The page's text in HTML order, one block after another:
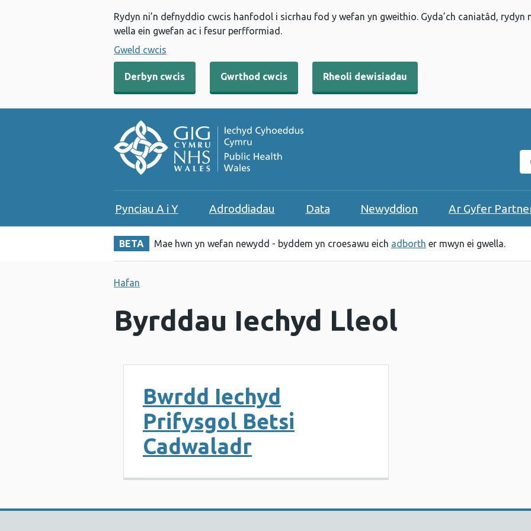
Rydyn ni’n defnyddio cwcis hanfodol i sicrhau fod y wefan yn gweithio. Gyda’ch caniatâd,
wella ein gwefan ac i fesur perfformiad.
Gweld cwcis
Derbyn cwcis Gwrthod cwcis Rheoli dewisiadau
Pynciau A i Y Adroddiadau Data Newyddion Ar Gyfer
BETA Mae hwn yn wefan newydd - byddem yn croesawu eich adborth er mwyn ei gwella.
Hafan
Byrddau Iechyd Lleol
Bwrdd Iechyd
Prifysgol Betsi
Cadwaladr